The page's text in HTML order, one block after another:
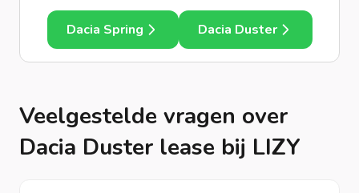
Dacia Spring Dacia Duster
Veelgestelde vragen over
Dacia Duster lease bij LIZY